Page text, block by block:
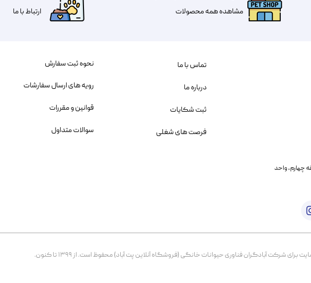
مشاهده همه محصولات
​​​ارتباط با ما
خیابان بنی هاشم پلاک ۲۰۲ ، طبقه چهارم، واحد
شرکت آبادگران فناوری حیوانات خانگی (فروشگاه آنلاین پت آباد) محفوظ است. از ۱۳۹۹ تا کنون.
نحوه ثبت سفارش
رویه های ارسال سفارشات
قوانین و مقررات
سوالات متداول
تماس با ما
درباره ما
ثبت شکایات
فرصت های شغلی